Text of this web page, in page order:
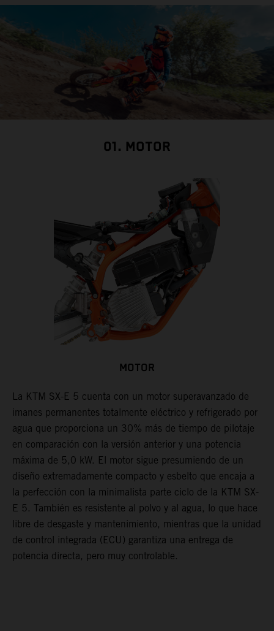
01. MOTOR
MOTOR
La KTM SX-E 5 cuenta con un motor superavanzado de
imanes permanentes totalmente eléctrico y refrigerado por
agua que proporciona un 30% más de tiempo de pilotaje
en comparación con la versión anterior y una potencia
máxima de 5,0 kW. El motor sigue presumiendo de un
diseño extremadamente compacto y esbelto que encaja a
la perfección con la minimalista parte ciclo de la KTM SX-
E 5. También es resistente al polvo y al agua, lo que hace
libre de desgaste y mantenimiento, mientras que la unidad
de control integrada (ECU) garantiza una entrega de
potencia directa, pero muy controlable.